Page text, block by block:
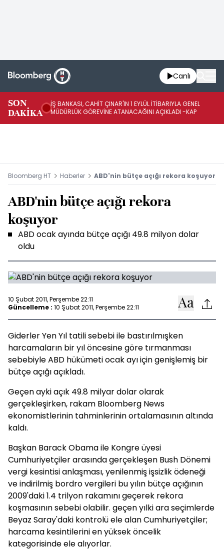
Canlı
SON
DAKİKA
İŞ BANKASI, CAHİT ÇINAR'IN 1 EYLÜL İTİBARIYLA GENEL
MÜDÜRLÜK GÖREVİNE ATANACAĞINI AÇIKLADI -KAP
Bloomberg HT Haberler ABD'nin bütçe açığı rekora koşuyor
ABD'nin bütçe açığı rekora
koşuyor
ABD ocak ayında bütçe açığı 49.8 milyon dolar
oldu
10 Şubat 2011, Perşembe 22:11
Güncelleme : 10 Şubat 2011, Perşembe 22:11
Giderler Yen Yıl tatili sebebi ile bastırılmışken
harcamaların bir yıl öncesine göre tırmanması
sebebiyle ABD hükümeti ocak ayı için genişlemiş bir
bütçe açığı açıkladı.
Geçen ayki açık 49.8 milyar dolar olarak
gerçekleşirken, rakam Bloomberg News
ekonomistlerinin tahminlerinin ortalamasının altında
kaldı.
Başkan Barack Obama ile Kongre üyesi
Cumhuriyetçiler arasında gerçekleşen Bush Dönemi
vergi kesintisi anlaşması, yenilenmiş işsizlik ödeneği
ve indirilmiş bordro vergileri bu yılın bütçe açığının
2009'daki 1.4 trilyon rakamını geçerek rekora
koşmasının sebebi olabilir. geçen yılki ara seçimlerde
Beyaz Saray'daki kontrolü ele alan Cumhuriyetçiler;
harcama kesintilerini en yüksek öncelik
kategorisinde ele alıyorlar.